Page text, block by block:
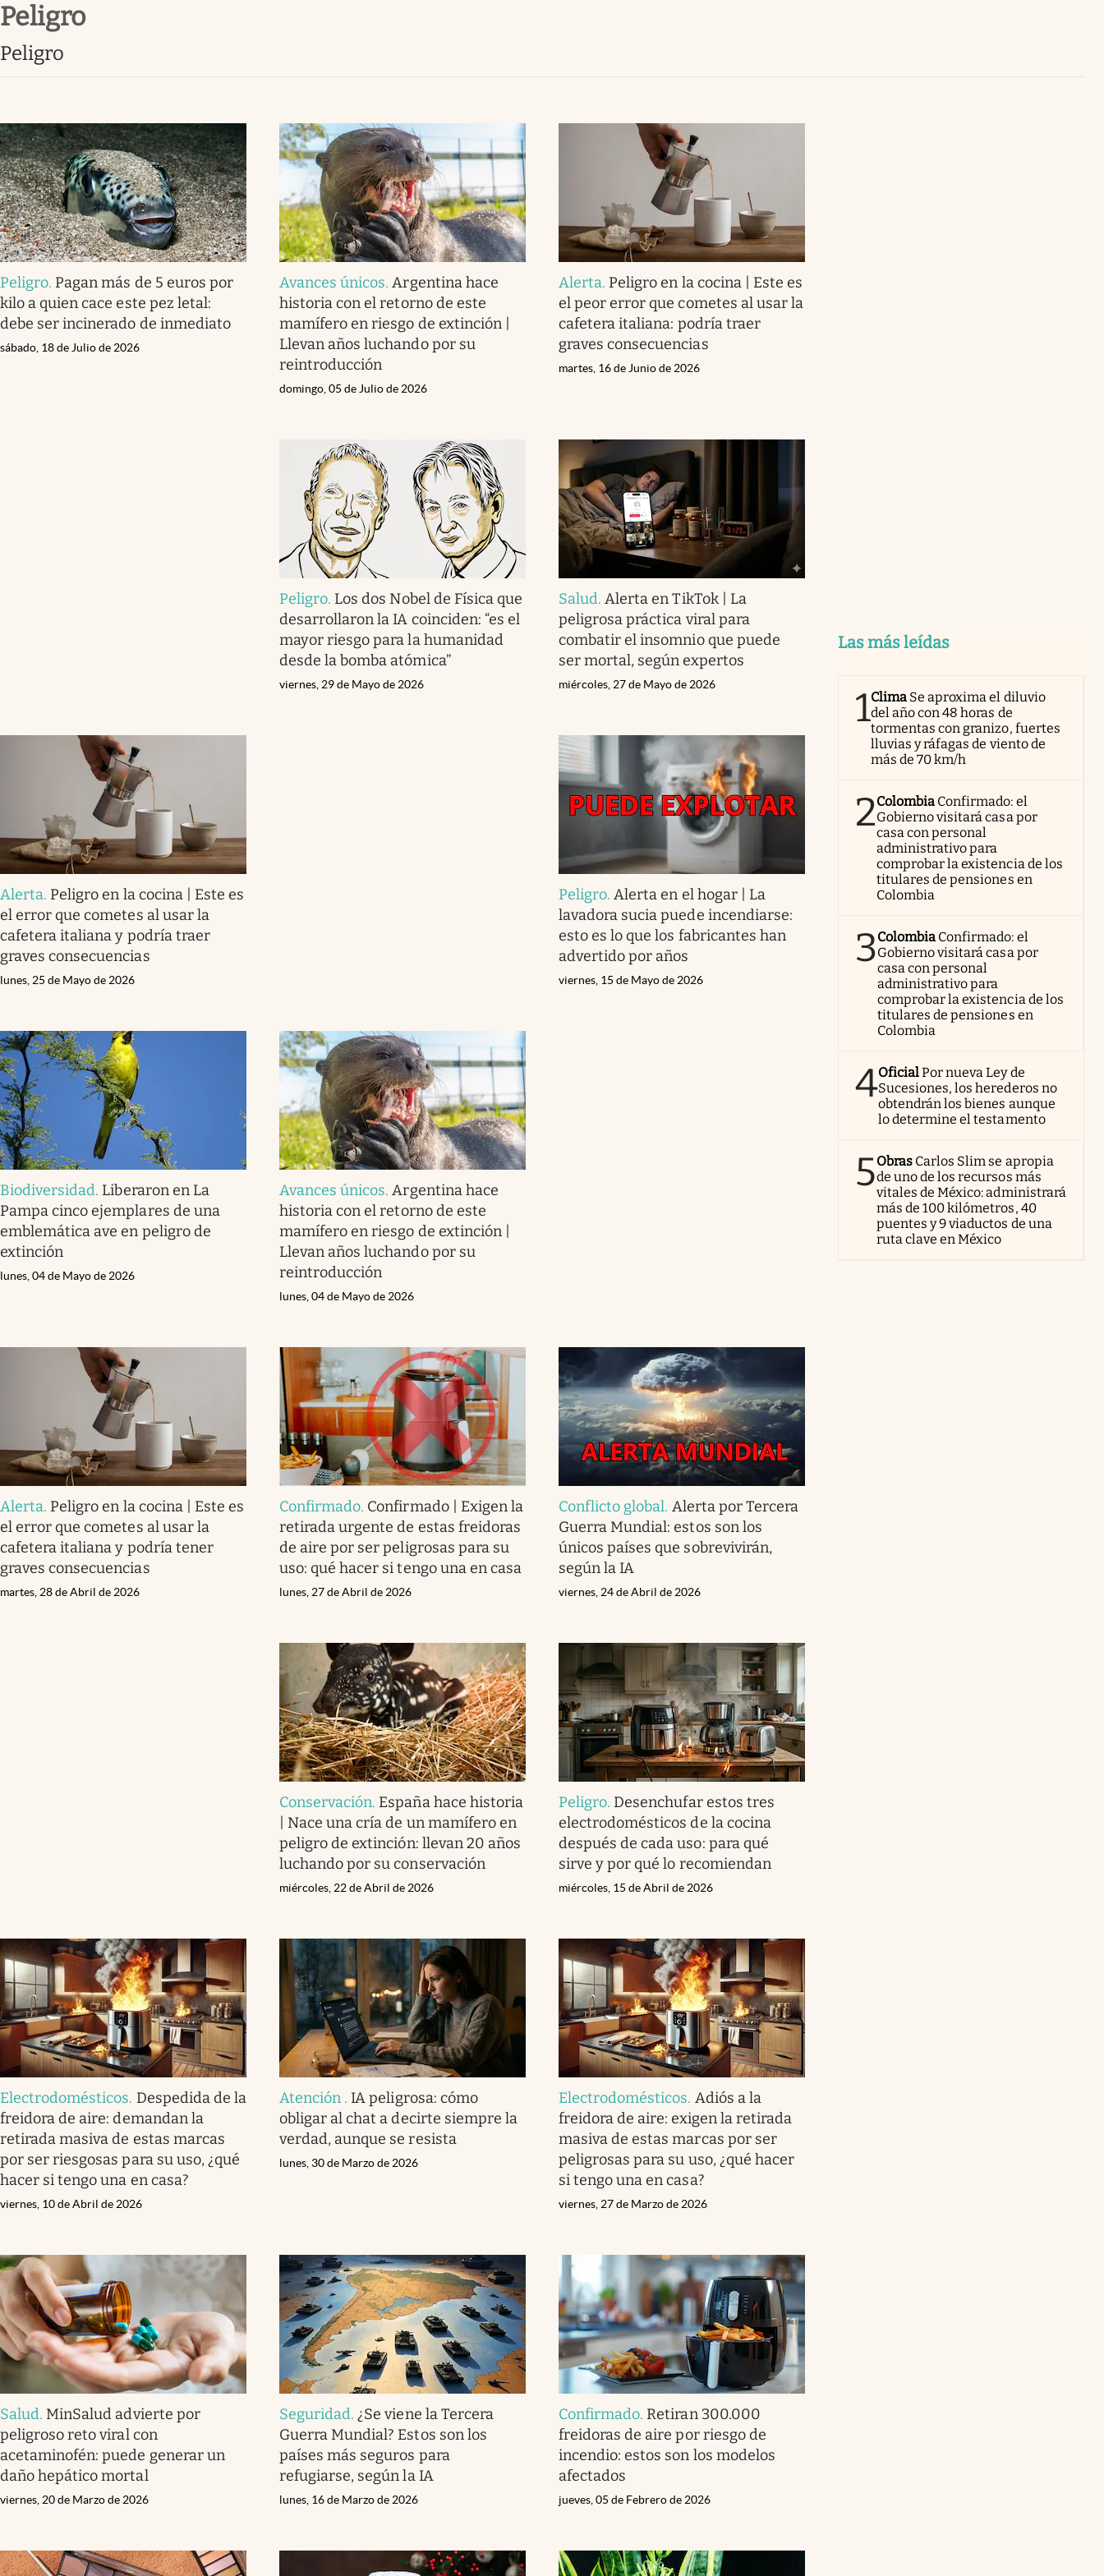
Infotechnology
Eventos Corporativos
El Cronista Studio
Mediakit
abre en nueva pestaña
peligro
peligro
Peligro. Pagan más de 5 euros por
kilo a quien cace este pez letal:
debe ser incinerado de inmediato
sábado, 18 de Julio de 2026
Avances únicos.Argentina hace
historia con el retorno de este
mamífero en riesgo de extinción |
Llevan años luchando por su
reintroducción
domingo, 05 de Julio de 2026
Alerta. Peligro en la cocina | Este es
el peor error que cometes al usar la
cafetera italiana: podría traer
graves consecuencias
martes, 16 de Junio de 2026
Peligro. Los dos Nobel de Física que
desarrollaron la IA coinciden: “es el
mayor riesgo para la humanidad
desde la bomba atómica”
viernes, 29 de Mayo de 2026
Salud.Alerta en TikTok | La
peligrosa práctica viral para
combatir el insomnio que puede
ser mortal, según expertos
miércoles, 27 de Mayo de 2026
Alerta. Peligro en la cocina | Este es
el error que cometes al usar la
cafetera italiana y podría traer
graves consecuencias
lunes, 25 de Mayo de 2026
Peligro.Alerta en el hogar | La
lavadora sucia puede incendiarse:
esto es lo que los fabricantes han
advertido por años
viernes, 15 de Mayo de 2026
Biodiversidad. Liberaron en La
Pampa cinco ejemplares de una
emblemática ave en peligro de
extinción
lunes, 04 de Mayo de 2026
Avances únicos.Argentina hace
historia con el retorno de este
mamífero en riesgo de extinción |
Llevan años luchando por su
reintroducción
lunes, 04 de Mayo de 2026
Alerta. Peligro en la cocina | Este es
el error que cometes al usar la
cafetera italiana y podría tener
graves consecuencias
martes, 28 de Abril de 2026
Confirmado. Confirmado | Exigen la
retirada urgente de estas freidoras
de aire por ser peligrosas para su
uso: qué hacer si tengo una en casa
lunes, 27 de Abril de 2026
Conflicto global. Alerta por Tercera
Guerra Mundial: estos son los
únicos países que sobrevivirán,
según la IA
viernes, 24 de Abril de 2026
Conservación. España hace historia
| Nace una cría de un mamífero en
peligro de extinción: llevan 20 años
luchando por su conservación
miércoles, 22 de Abril de 2026
Peligro. Desenchufar estos tres
electrodomésticos de la cocina
después de cada uso: para qué
sirve y por qué lo recomiendan
miércoles, 15 de Abril de 2026
Electrodomésticos. Despedida de la
freidora de aire: demandan la
retirada masiva de estas marcas
por ser riesgosas para su uso, ¿qué
hacer si tengo una en casa?
viernes, 10 de Abril de 2026
Atención . IA peligrosa: cómo
obligar al chat a decirte siempre la
verdad, aunque se resista
lunes, 30 de Marzo de 2026
Electrodomésticos. Adiós a la
freidora de aire: exigen la retirada
masiva de estas marcas por ser
peligrosas para su uso, ¿qué hacer
si tengo una en casa?
viernes, 27 de Marzo de 2026
Salud. MinSalud advierte por
peligroso reto viral con
acetaminofén: puede generar un
daño hepático mortal
viernes, 20 de Marzo de 2026
Seguridad. ¿Se viene la Tercera
Guerra Mundial? Estos son los
países más seguros para
refugiarse, según la IA
lunes, 16 de Marzo de 2026
Confirmado. Retiran 300.000
freidoras de aire por riesgo de
incendio: estos son los modelos
afectados
jueves, 05 de Febrero de 2026
Las más leídas
1Clima Se aproxima el diluvio
del año con 48 horas de
tormentas con granizo, fuertes
lluvias y ráfagas de viento de
más de 70 km/h
2Colombia Confirmado: el
Gobierno visitará casa por
casa con personal
administrativo para
comprobar la existencia de los
titulares de pensiones en
Colombia
3Colombia Confirmado: el
Gobierno visitará casa por
casa con personal
administrativo para
comprobar la existencia de los
titulares de pensiones en
Colombia
4OficialPor nueva Ley de
Sucesiones, los herederos no
obtendrán los bienes aunque
lo determine el testamento
5Obras Carlos Slim se apropia
de uno de los recursos más
vitales de México: administrará
más de 100 kilómetros, 40
puentes y 9 viaductos de una
ruta clave en México